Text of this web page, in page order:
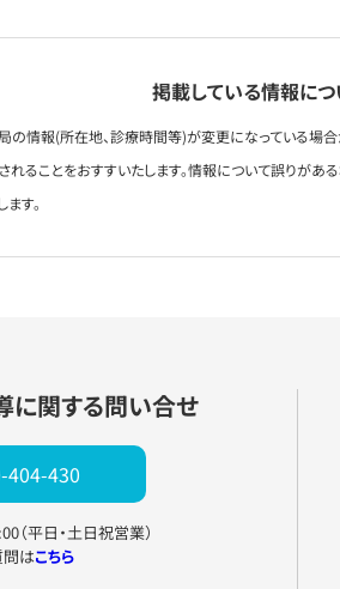
掲載している情報に
の情報(所在地、診療時間等)が変更になっている場
れることをおすすいたします。情報について誤りがあ
ます。
に関する問い合せ
404-430
（平日・土日祝営業）
問はこちら